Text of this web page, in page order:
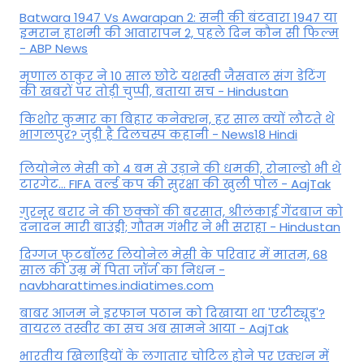
Batwara 1947 Vs Awarapan 2: सनी की बंटवारा 1947 या
इमरान हाशमी की आवारापन 2, पहले दिन कौन सी फिल्म
- ABP News
मृणाल ठाकुर ने 10 साल छोटे यशस्वी जैसवाल संग डेटिंग
की खबरों पर तोड़ी चुप्पी, बताया सच - Hindustan
किशोर कुमार का बिहार कनेक्शन, हर साल क्यों लौटते थे
भागलपुर? जुड़ी है दिलचस्प कहानी - News18 Hindi
ल‍ियोनेल मेसी को 4 बम से उड़ाने की धमकी, रोनाल्डो भी थे
टारगेट... FIFA वर्ल्ड कप की सुरक्षा की खुली पोल - AajTak
गुरनूर बरार ने की छक्कों की बरसात, श्रीलंकाई गेंदबाज को
दनादन मारी बाउंड्री; गौतम गंभीर ने भी सराहा - Hindustan
दिग्गज फुटबॉलर लियोनेल मेसी के परिवार में मातम, 68
साल की उम्र में पिता जॉर्ज का निधन -
navbharattimes.indiatimes.com
बाबर आजम ने इरफान पठान को दिखाया था 'एटीट्यूड'?
वायरल तस्वीर का सच अब सामने आया - AajTak
भारतीय खिलाड़ियों के लगातार चोटिल होने पर एक्शन में